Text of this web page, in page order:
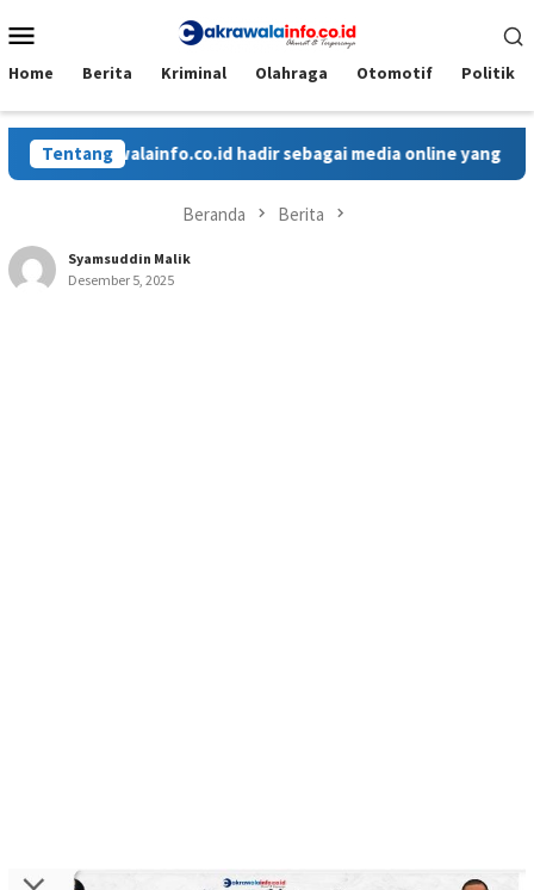
ke
Mobile
Home Berita Kriminal Olahraga Otomotif Politik
Tentang hadir sebagai media online yang menyajikan
Beranda Berita
Syamsuddin Malik
Desember 5, 2025